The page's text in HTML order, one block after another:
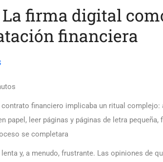
La firma digital
financiera
contrato financiero implicaba un ritual
papel, leer páginas y páginas de letra
se completara
y, a menudo, frustrante. Las opiniones de